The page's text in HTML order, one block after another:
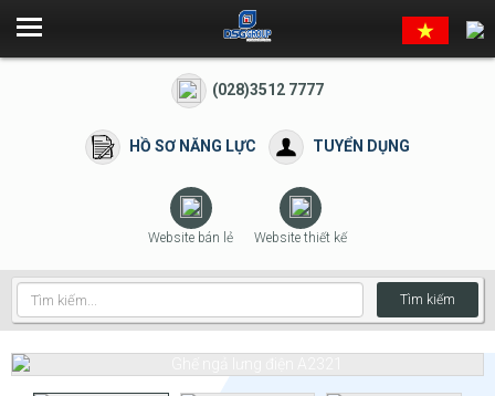
(028)3512 7777
HỒ SƠ NĂNG LỰC TUYỂN DỤNG
Website bán lẻ Website thiết kế
Tìm kiếm